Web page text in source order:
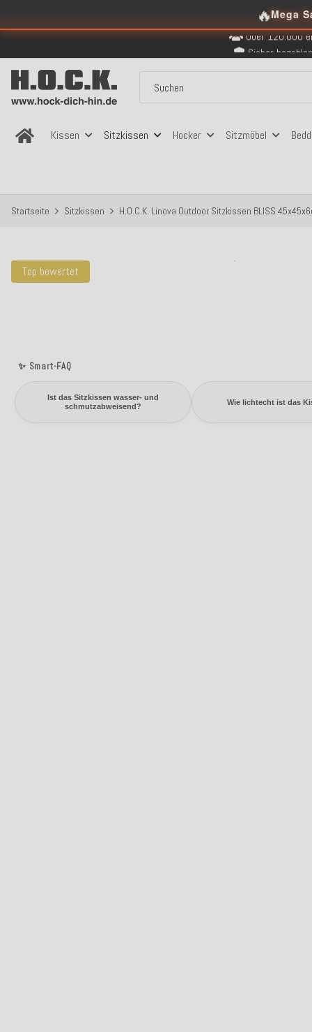
🔥Mega
Kostenloser Versand
Über 120.000
Sicher
Kostenloser Versand
Kissen
Sitzkissen Hocker Sitzmöbel
Startseite Sitzkissen H.O.C.K. Linova Outdoor Sitzkissen BLISS
Top bewertet
✨ Smart-FAQ
Ist das Sitzkissen wasser- und
schmutzabweisend?
Wie lichtecht ist das